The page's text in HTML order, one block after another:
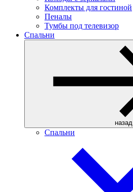
Комплекты для гостиной
Пеналы
Тумбы под телевизор
Спальни
назад
Спальни